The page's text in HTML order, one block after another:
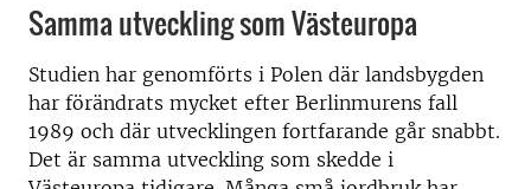
Samma utveckling som Västeuropa
Studien har genomförts i Polen där landsbygden
har förändrats mycket efter Berlinmurens fall
1989 och där utvecklingen fortfarande går snabbt.
Det är samma utveckling som skedde i